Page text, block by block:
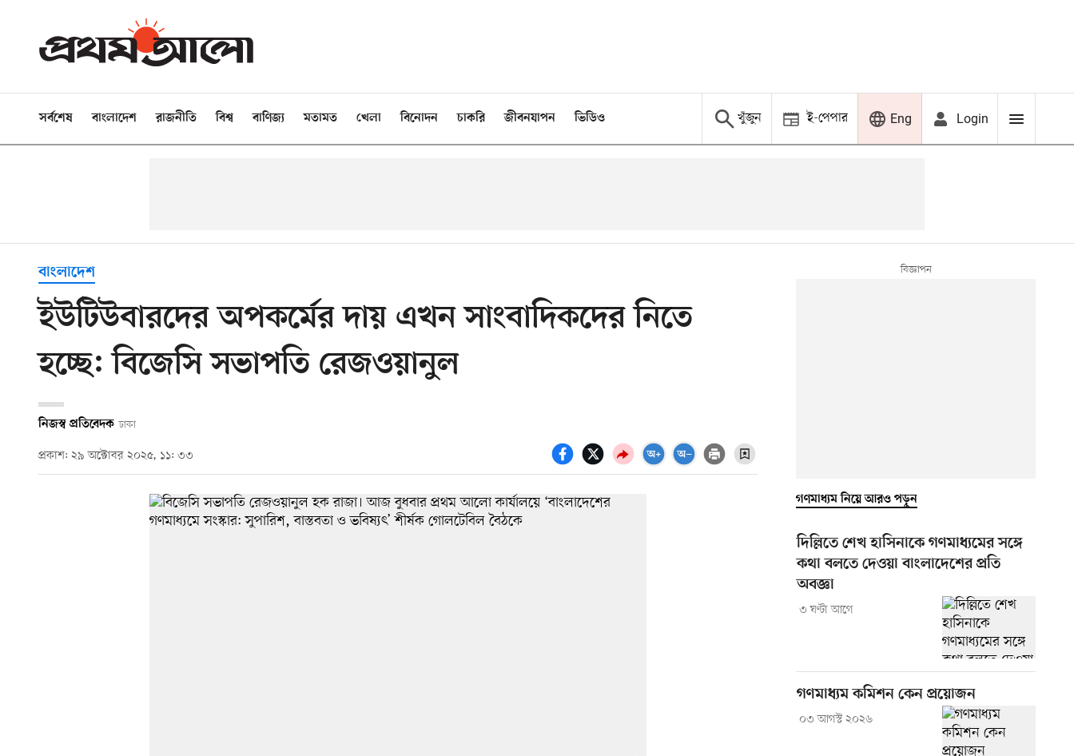
সর্বশেষ বাংলাদেশ রাজনীতি বিশ্ব বাণিজ্য মতামত খেলা বিনোদন চাকরি জীবনযাপন ভিডিও খুঁজুন ই-পেপার Eng Login
বাংলাদেশ
ইউটিউবারদের অপকর্মের দায় এখন সাংবাদিকদের নিতে
হচ্ছে: বিজেসি সভাপতি রেজওয়ানুল
নিজস্ব প্রতিবেদক ঢাকা
প্রকাশ: ২৯ অক্টোবর ২০২৫, ১১: ৩৩
গণমাধ্যম নিয়ে আরও পড়ুন
দিল্লিতে শেখ হাসিনাকে গণমাধ্যমের সঙ্গে
কথা বলতে দেওয়া বাংলাদেশের প্রতি
অবজ্ঞা
৩ ঘণ্টা আগে
গণমাধ্যম কমিশন কেন প্রয়োজন
০৩ আগস্ট ২০২৬